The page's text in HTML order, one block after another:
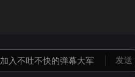
加入不吐不快的弹幕大军 发送